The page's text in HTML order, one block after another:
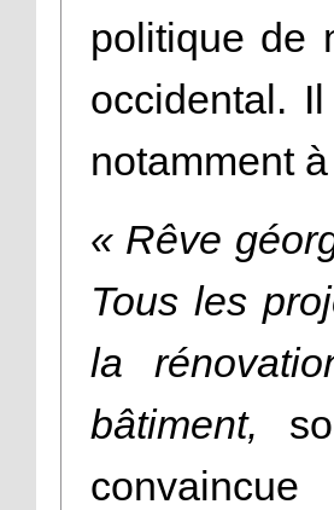
politique de
occidental.
notamment
« Rêve
Tous les
la
bâtiment,